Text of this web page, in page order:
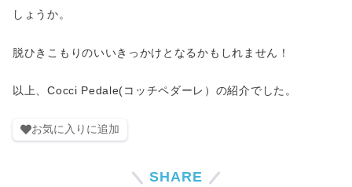
しょうか。
脱ひきこもりのいいきっかけとなるかもしれません！
以上、Cocci Pedale(コッチペダーレ）の紹介でした。
お気に入りに追加
SHARE